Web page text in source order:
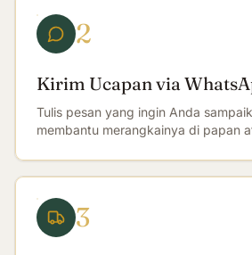
2
Kirim Ucapan via
Tulis pesan yang ingin Anda
membantu merangkainya di papan
3